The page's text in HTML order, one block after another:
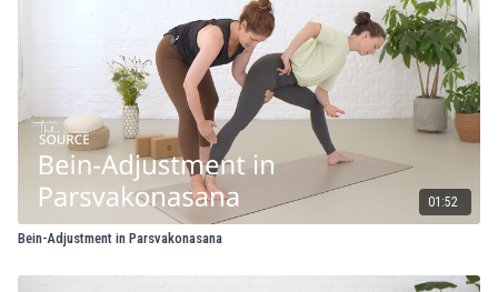
01:52
Bein-Adjustment in Parsvakonasana